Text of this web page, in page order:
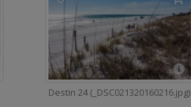
Destin 24 (_DSC021320160216.jpg)